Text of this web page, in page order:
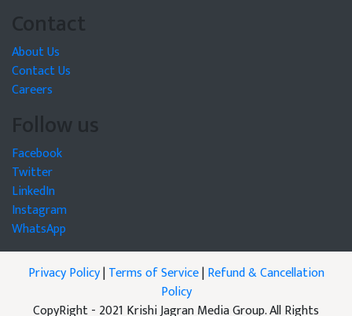
Contact
About Us
Contact Us
Careers
Follow us
Facebook
Twitter
LinkedIn
Instagram
WhatsApp
Privacy Policy|Terms of Service|Refund & Cancellation
Policy
CopyRight - 2021 Krishi Jagran Media Group. All Rights